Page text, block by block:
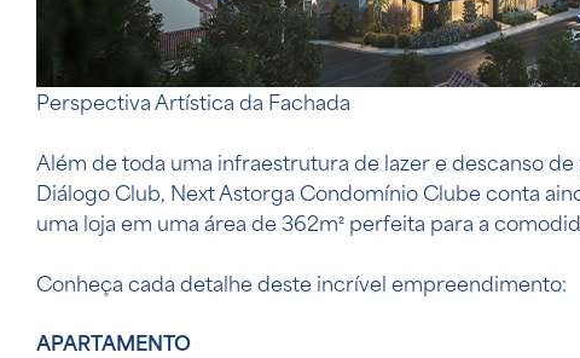
Perspectiva Artística da Fachada
Além de toda uma infraestrutura de lazer e descanso
Diálogo Club, Next Astorga Condomínio Clube conta
uma loja em uma área de 362m² perfeita para a
Conheça cada detalhe deste incrível empreendimento:
APARTAMENTO